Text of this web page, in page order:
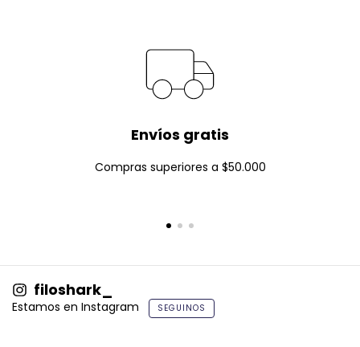
Envíos gratis
Compras superiores a $50.000
filoshark_
Estamos en Instagram SEGUINOS